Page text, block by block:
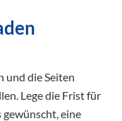
und die Seiten
Lege die Frist für
eine